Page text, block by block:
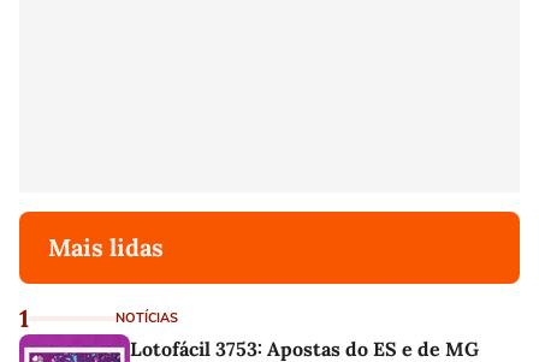
Mais lidas
1 NOTÍCIAS
Lotofácil 3753: Apostas do ES e de MG